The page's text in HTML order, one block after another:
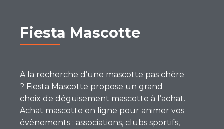
Fiesta Mascotte
A la recherche d’une mascotte pas chère
? Fiesta Mascotte propose un grand
choix de déguisement mascotte à l’achat.
Achat mascotte en ligne pour animer vos
évènements : associations, clubs sportifs,